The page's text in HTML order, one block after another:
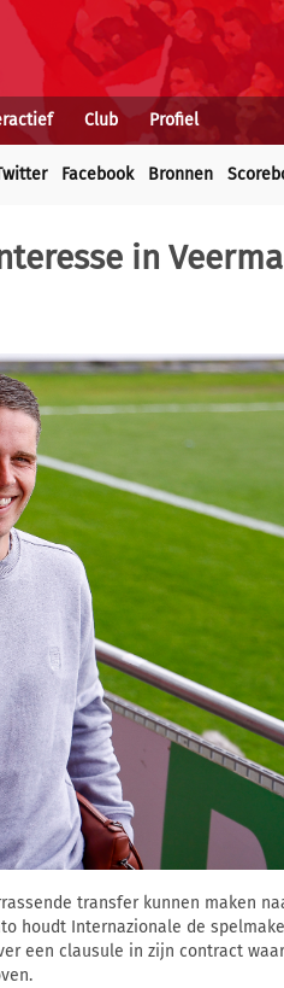
Club Profiel
Facebook Bronnen
in
transfer kunnen maken
houdt Internazionale de
een clausule in zijn contract